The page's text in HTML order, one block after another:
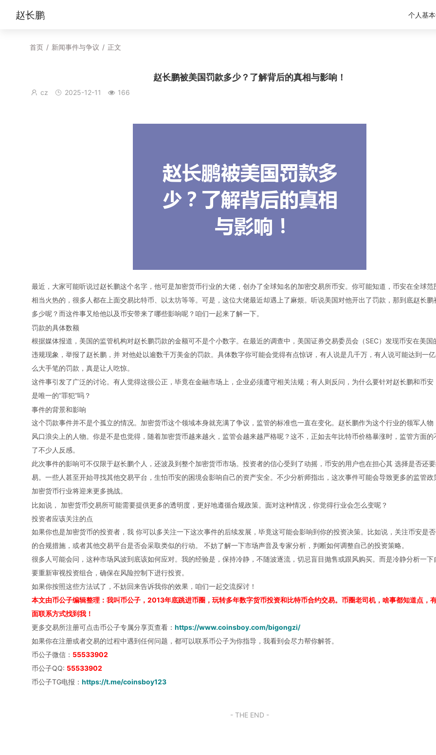
赵长鹏 个人基
首页 / 新闻事件与争议 / 正文
赵长鹏被美国罚款多少？了解背后的真相与影响！
cz 2025-12-11 166
最近，大家可能听说过赵长鹏这个名字，他可是加密货币行业的大佬，创办了全球知名的加密交易所币安。你可能知道， 币安在全球范
相当火热的，很多人都在上面交易比特币、以太坊等等。可是，这位大佬最近却遇上了麻烦。听说美国对他开出了罚款，那到底赵长鹏
多少呢？而这件事又给他以及币安带来了哪些影响呢？咱们一起来了解一下。
罚款的具体数额
根据媒体报道，美国的监管机构对赵长鹏罚款的金额可不是个小数字。在最近的调查中，美国证券交易委员会（SEC）发现币安在美国
违规现象，举报了赵长鹏，并 对他处以逾数千万美金的罚款。具体数字你可能会觉得有点惊讶，有人说是几千万，有人说可能达到一
么大手笔的罚款，真是让人吃惊。
这件事引发了广泛的讨论。有人觉得这很公正，毕竟在金融市场上，企业必须遵守相关法规；有人则反问，为什么要针对赵长鹏和币安
是唯一的“罪犯”吗？
事件的背景和影响
这个罚款事件并不是个孤立的情况。 加密货币这个领域本身就充满了争议，监管的标准也一直在变化。赵长鹏作为这个行业的领军人物
风口浪尖上的人物。你是不是也觉得，随着加密货币越来越火，监管会越来越严格呢？这不，正如去年比特币价格暴涨时，监管方面的
了不少人反感。
此次事件的影响可不仅限于赵长鹏个人，还波及到整个加密货币市场。投资者的信心受到了动摇，币安的用户也在担心其 选择是否还
易。一些人甚至开始寻找其他交易平台，生怕币安的困境会影响自己的资产安全。不少分析师指出，这次事件可能会导致更多的监管政
加密货币行业将迎来更多挑战。
比如说， 加密货币交易所可能需要提供更多的透明度，更好地遵循合规政策。面对这种情况，你觉得行业会怎么变呢？
投资者应该关注的点
如果你也是加密货币的投资者，我 你可以多关注一下这次事件的后续发展，毕竟这可能会影响到你的投资决策。比如说，关注币安是
的合规措施，或者其他交易平台是否会采取类似的行动。 不妨了解一下市场声音及专家分析，判断如何调整自己的投资策略。
很多人可能会问，这种市场风波到底该如何应对。我的经验是，保持冷静，不随波逐流，切忌盲目抛售或跟风购买。而是冷静分析一下
要重新审视投资组合，确保在风险控制下进行投资。
如果你按照这些方法试了，不妨回来告诉我你的效果，咱们一起交流探讨！
本文由币公子编辑整理：我叫币公子，2013年底跳进币圈，玩转多年数字货币投资和比特币合约交易。币圈老司机，啥事都知道点，
面联系方式找到我！
更多交易所注册可点击币公子专属分享页查看： https://www.coinsboy.com/bigongzi/
如果你在注册或者交易的过程中遇到任何问题，都可以联系币公子为你指导，我看到会尽力帮你解答。
币公子微信： 55533902
币公子QQ: 55533902
币公子TG电报： https://t.me/coinsboy123
- THE END -